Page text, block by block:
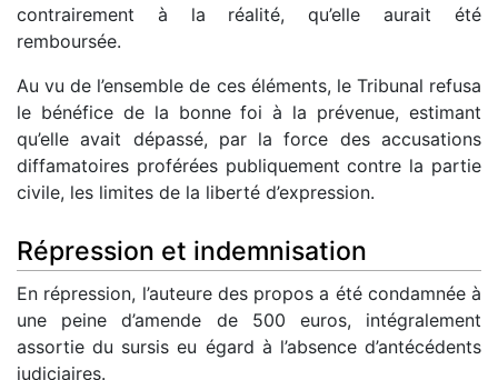
contrairement à la réalité, qu’elle aurait été
remboursée.
Au vu de l’ensemble de ces éléments, le Tribunal refusa
le bénéfice de la bonne foi à la prévenue, estimant
qu’elle avait dépassé, par la force des accusations
diffamatoires proférées publiquement contre la partie
civile, les limites de la liberté d’expression.
Répression et indemnisation
En répression, l’auteure des propos a été condamnée à
une peine d’amende de 500 euros, intégralement
assortie du sursis eu égard à l’absence d’antécédents
judiciaires.